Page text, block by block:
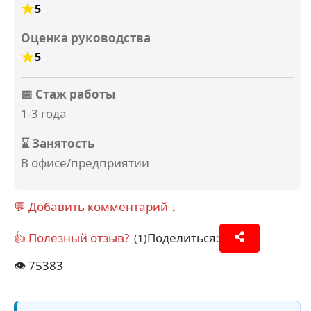
5
Оценка руководства
5
📅 Стаж работы
1-3 года
⌛ Занятость
В офисе/предприятии
💬 Добавить комментарий ↓
👍 Полезный отзыв? (1)Поделиться:
👁️75383